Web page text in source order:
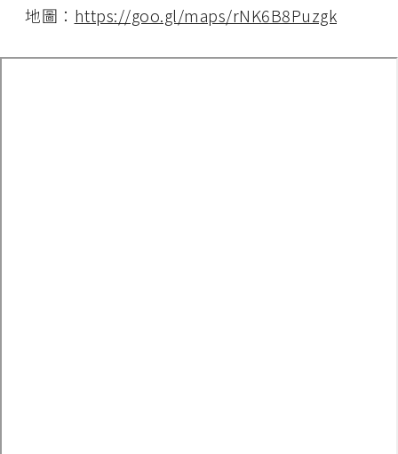
地圖： https://goo.gl/maps/rNK6B8Puzgk